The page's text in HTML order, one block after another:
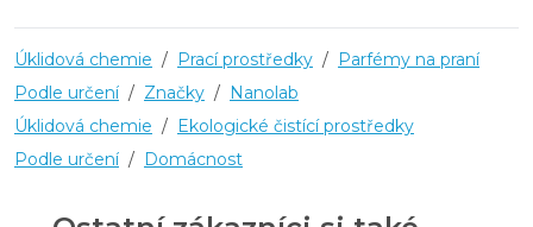
Úklidová chemie / Prací prostředky /
Parfémy na praní
Podle určení / Značky /
Nanolab
Úklidová chemie /
Ekologické čistící prostředky
Podle určení / Domácnost